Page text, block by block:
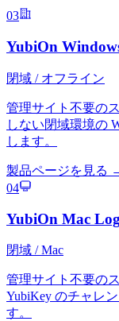
03
YubiOn
閉域 / オフライン
管理サイト不要の
しない閉域環境の
します。
製品ページを見る
04
YubiOn Mac
閉域 / Mac
管理サイト不要の
YubiKey のチャレ
す。